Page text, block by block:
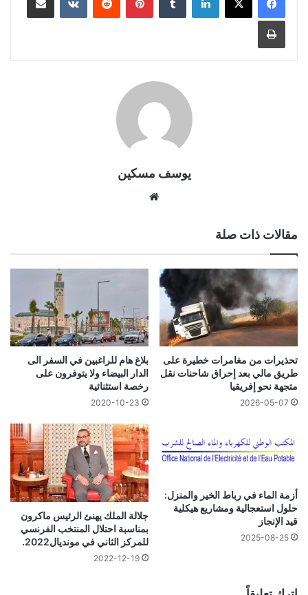
طباعة
يوسف مسكين
مقالات ذات صلة
تحذيرات من مغامرات خطيرة على
طريق مالي بعد إحراق شاحنات نقل
متجهة نحو إفريقيا
2026-05-07
بلاغ هام للراغبين في السفر الى
الدار البيضاء ولا يتوفرون على
رخصة استثنائية
2020-10-23
أزمة الماء في رباط الخير والمنزل:
حلول استعجالية ومشاريع هيكلية
قيد الإنجاز
2025-08-25
جلالة الملك يهنئ الرئيس ماكرون
بمناسبة احتلال المنتخب الفرنسي
للمركز الثاني في مونديال2022.
2022-12-19